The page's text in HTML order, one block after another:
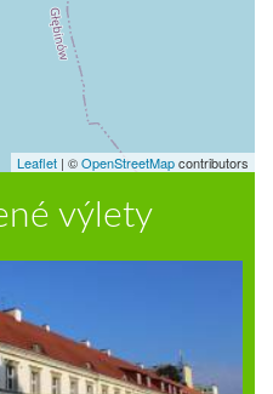
Leaflet | ©OpenStreetMapcontributors
výlety